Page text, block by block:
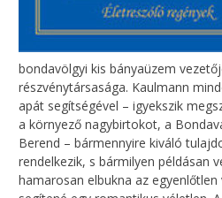
bondavölgyi kis bányaüzem
részvénytársasága. Kaulmann
apát segítségével – igyekszik
a környező nagybirtokot, a
Berend – bármennyire kiváló
rendelkezik, s bármilyen példásan
hamarosan elbukna az